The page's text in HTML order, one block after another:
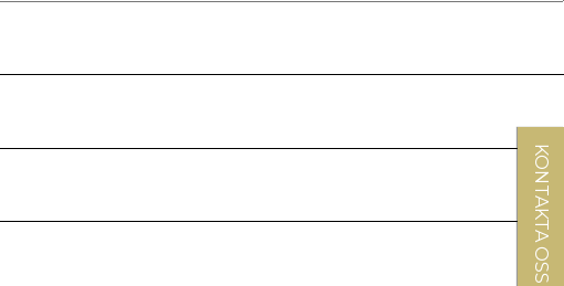
KONTAKTA OSS